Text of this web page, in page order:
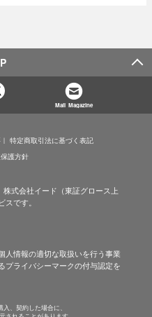
Mail Magazine
特定商取引法に基づく表記
護方針
式会社イード（東証グロース上
です。
人情報の適切な取扱いを行う事業
プライバシーマークの付与認定を
、契約した場合に、